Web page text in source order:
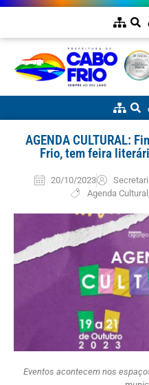
AGENDA CULTURAL:
Frio, tem feira
20/10/2023
Agenda Cultural
Eventos acontecem nos